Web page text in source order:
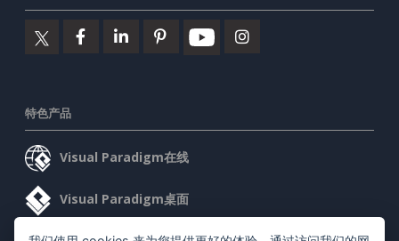
特色产品
Visual Paradigm在线
Visual Paradigm桌面